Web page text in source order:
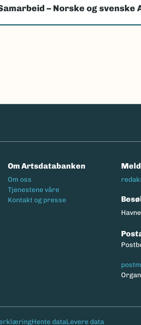
– Norske og
Om Artsdatabanken
Footermeny
Om oss
Tjenestene våre
Kontakt og presse
Hente dataLevere data